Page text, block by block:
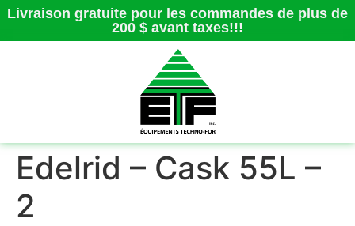
Livraison gratuite pour les commandes de plus de
200 $ avant taxes!!!
Edelrid – Cask 55L –
2